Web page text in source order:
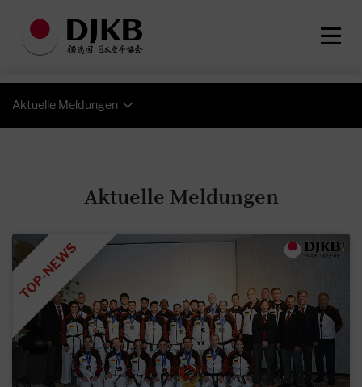
Aktuelle Meldungen
Aktuelle Meldungen